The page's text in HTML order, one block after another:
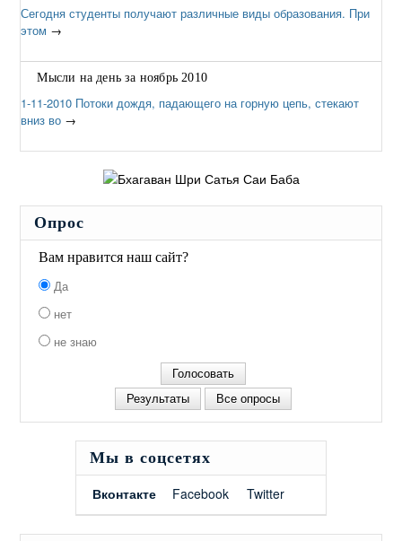
Сегодня студенты получают различные виды образования. При
этом →
Мысли на день за ноябрь 2010
1-11-2010 Потоки дождя, падающего на горную цепь, стекают
вниз во →
Опрос
Вам нравится наш сайт?
Да
нет
не знаю
Мы в соцсетях
Вконтакте
Facebook Twitter